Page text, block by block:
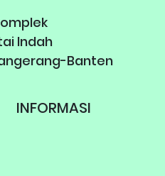
Indah
Banten
INFORMASI